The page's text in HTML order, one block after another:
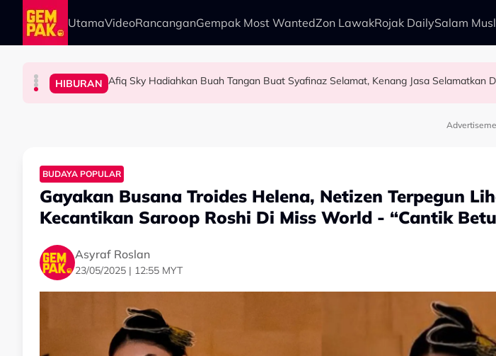
Skip to main content
UtamaVideoRancanganGempak Most WantedZon LawakRojak DailySalam
HIBURAN The Tomei Girls: Satu Wanita, Pelbagai Ekspresi
HIBURAN “Mungkin Rupa Saya Sesuai…” – Dipuji Tampan, Aliff Aziz Anggap M. Nasir
HIBURAN Iqbal Tolak Tawaran Gimik Bercinta Dengan Artis Cantik & Popular - “Saya Tak Mahu
HIBURAN Afiq Sky Hadiahkan Buah Tangan Buat Syafinaz Selamat, Kenang Jasa Selamatkan
BUDAYA POPULAR
Gayakan Busana Troides Helena, Netizen Terpegun
Kecantikan Saroop Roshi Di Miss World - “Cantik
Asyraf Roslan
23/05/2025 | 12:55 MYT